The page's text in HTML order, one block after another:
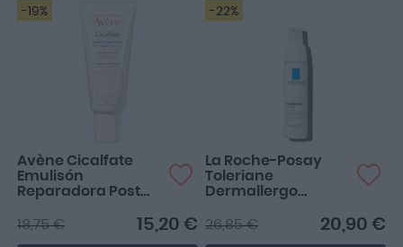
-19%
Avène Cicalfate
Emulisón
Reparadora Post
Dermatológico
15,20 €
18,75 €
-22%
La Roche-Posay
Toleriane
Dermallergo
20,90 €
26,85 €